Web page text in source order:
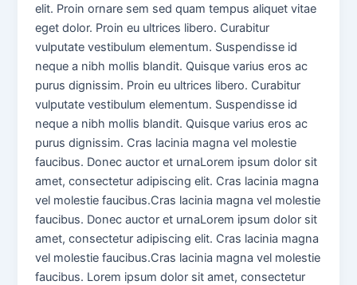
elit. Proin ornare sem sed quam tempus aliquet vitae
eget dolor. Proin eu ultrices libero. Curabitur
vulputate vestibulum elementum. Suspendisse id
neque a nibh mollis blandit. Quisque varius eros ac
purus dignissim. Proin eu ultrices libero. Curabitur
vulputate vestibulum elementum. Suspendisse id
neque a nibh mollis blandit. Quisque varius eros ac
purus dignissim. Cras lacinia magna vel molestie
faucibus. Donec auctor et urnaLorem ipsum dolor sit
amet, consectetur adipiscing elit. Cras lacinia magna
vel molestie faucibus.Cras lacinia magna vel molestie
faucibus. Donec auctor et urnaLorem ipsum dolor sit
amet, consectetur adipiscing elit. Cras lacinia magna
vel molestie faucibus.Cras lacinia magna vel molestie
faucibus. Lorem ipsum dolor sit amet, consectetur